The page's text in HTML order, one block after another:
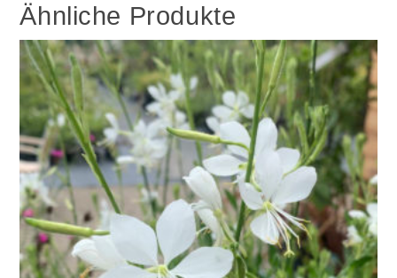
Ähnliche Produkte